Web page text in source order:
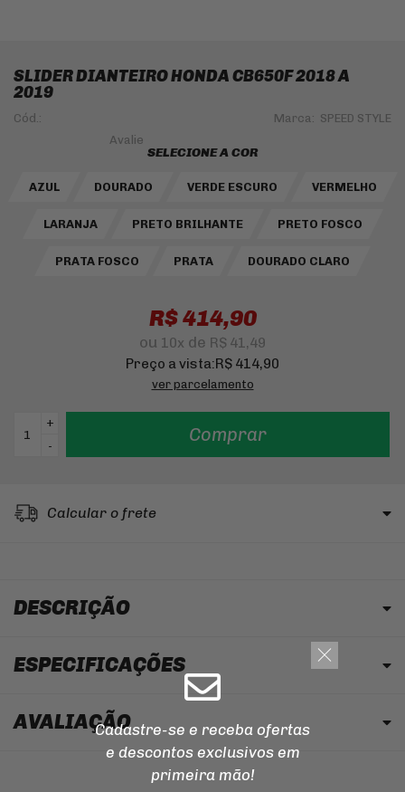
SLIDER DIANTEIRO HONDA CB650F 2018 A
2019
Cód.: Marca: SPEED STYLE
SELECIONE A COR
AZUL DOURADO VERDE ESCURO VERMELHO
LARANJA PRETO BRILHANTE PRETO FOSCO
PRATA FOSCO PRATA DOURADO CLARO
R$ 414,90
ou 10x de R$ 41,49
Preço a vista:R$ 414,90
ver parcelamento
+
-
Comprar
Calcular o frete
DESCRIÇÃO
ESPECIFICAÇÕES
AVALIAÇÃOCadastre-se e receba ofertas
e descontos exclusivos em
primeira mão!